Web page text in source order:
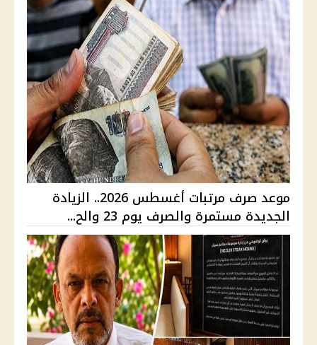
موعد صرف مرتبات أغسطس 2026.. الزيادة
الجديدة مستمرة والصرف يوم 23 والح...